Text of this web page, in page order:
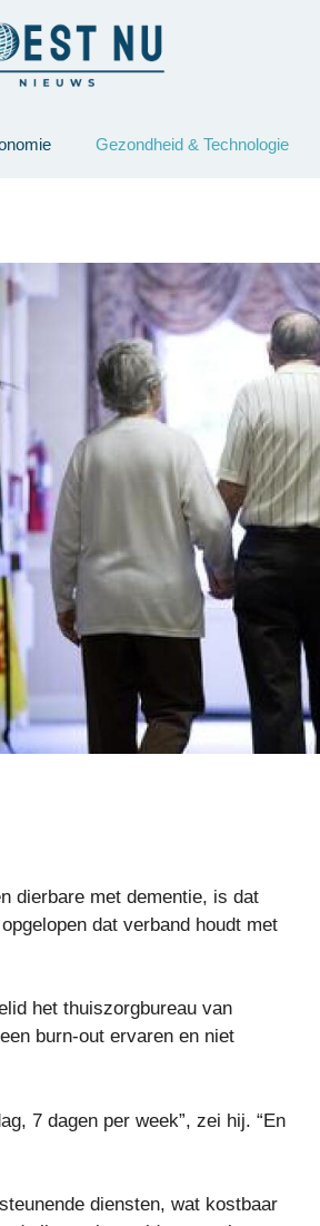
Gezondheid & Technologie
dierbare met dementie, is dat
dat verband houdt met
het thuiszorgbureau van
burn-out ervaren en niet
7 dagen per week”, zei hij. “En
diensten, wat kostbaar